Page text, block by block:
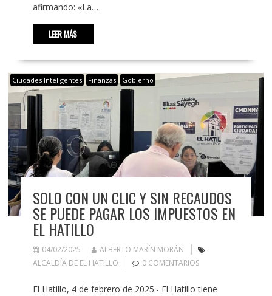
afirmando: «La…
LEER MÁS
Ciudades Inteligentes Finanzas Gobierno
SOLO CON UN CLIC Y SIN RECAUDOS
SE PUEDE PAGAR LOS IMPUESTOS EN
EL HATILLO
04/02/2025
ALBERTO MARÍN MORÁN
ALCALDÍA DE EL HATILLO
0 COMENTARIOS
El Hatillo, 4 de febrero de 2025.- El Hatillo tiene